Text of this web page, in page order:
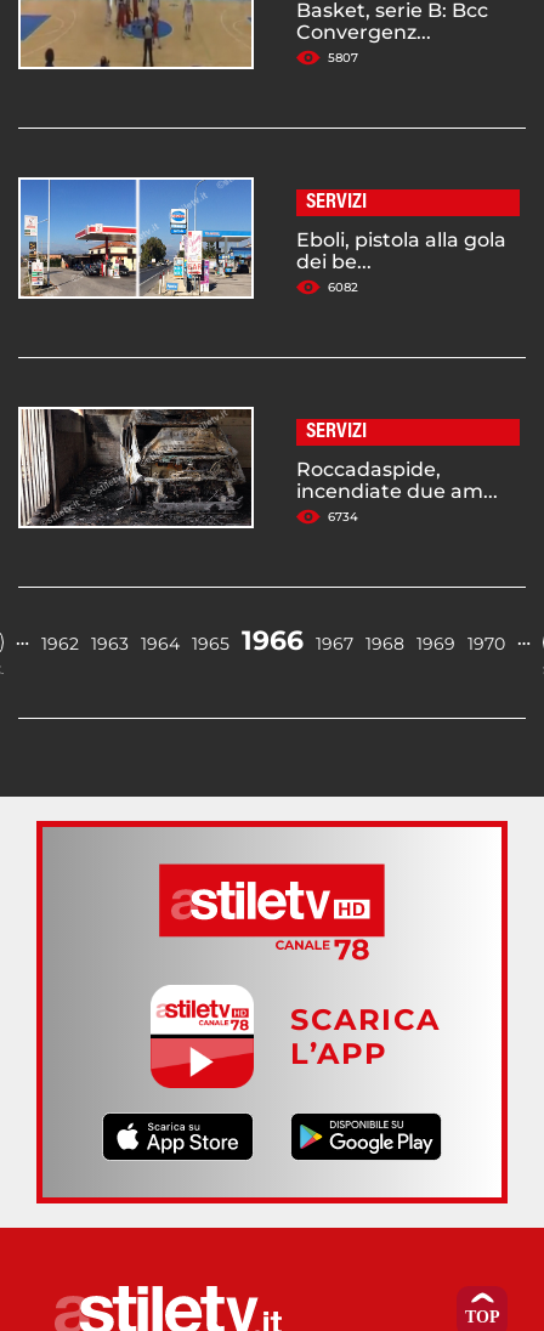
Basket, serie B: Bcc
Convergenz...
5807
SERVIZI
Eboli, pistola alla gola
dei be...
6082
SERVIZI
Roccadaspide,
incendiate due am...
6734
… 1962 1963 1964 1965 1966 1967 1968 1969 1970 …
SCARICA
L’APP